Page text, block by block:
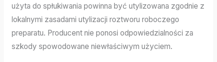
użyta do spłukiwania powinna być utylizowana zgodnie z
lokalnymi zasadami utylizacji roztworu roboczego
preparatu. Producent nie ponosi odpowiedzialności za
szkody spowodowane niewłaściwym użyciem.